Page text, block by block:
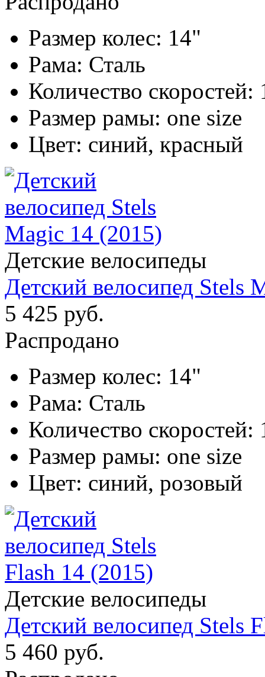
Размер колес: 14"
Рама: Сталь
Количество скоростей:
Размер рамы: one size
Цвет: синий, красный
Детские велосипеды
Детский велосипед Stels
5 425 руб.
Распродано
Размер колес: 14"
Рама: Сталь
Количество скоростей:
Размер рамы: one size
Цвет: синий, розовый
Детские велосипеды
Детский велосипед Stels
5 460 руб.